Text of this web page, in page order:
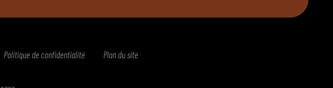
Politique de confidentialité Plan du site